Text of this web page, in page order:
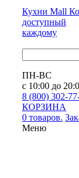
Кухни Mall
доступный
каждому
ПН-ВС
с 10:00 до
8 (800) 302-
КОРЗИНА
0 товаров.
Меню